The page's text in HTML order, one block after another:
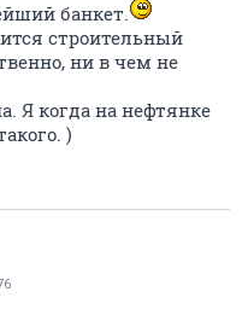
банкет.
строительный
ни в чем не
Я когда на нефтянке
)